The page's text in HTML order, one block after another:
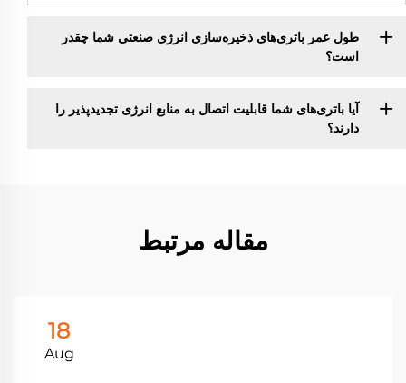
طول عمر باتری‌های ذخیره‌سازی انرژی صنعتی شما چقدر
است؟
آیا باتری‌های شما قابلیت اتصال به منابع انرژی تجدیدپذیر را
دارند؟
مقاله مرتبط
18
Aug